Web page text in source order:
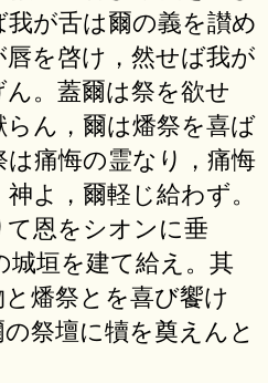
が舌は爾の義を讃め
を啓け，然せば我が
。蓋爾は祭を欲せ
ん，爾は燔祭を喜ば
痛悔の霊なり，痛悔
よ，爾軽じ給わず。
恩をシオンに垂
垣を建て給え。其
燔祭とを喜び饗け
祭壇に犢を奠えんと